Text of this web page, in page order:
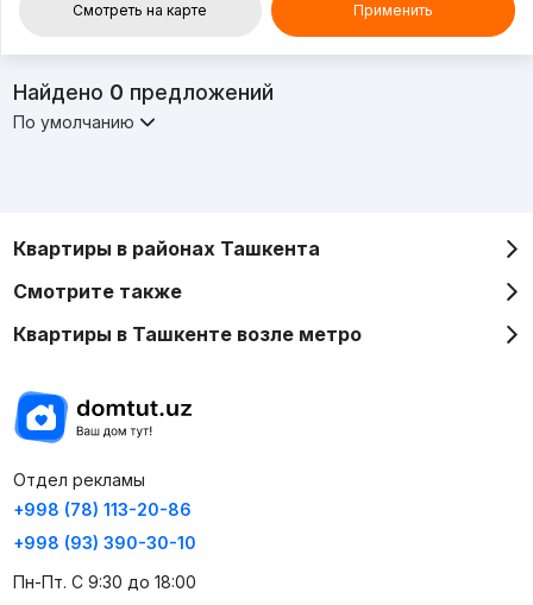
Смотреть на карте Применить
Найдено 0 предложений
По умолчанию
Квартиры в районах Ташкента
Смотрите также
Квартиры в Ташкенте возле метро
Отдел рекламы
+998 (78) 113-20-86
+998 (93) 390-30-10
Пн-Пт. С 9:30 до 18:00